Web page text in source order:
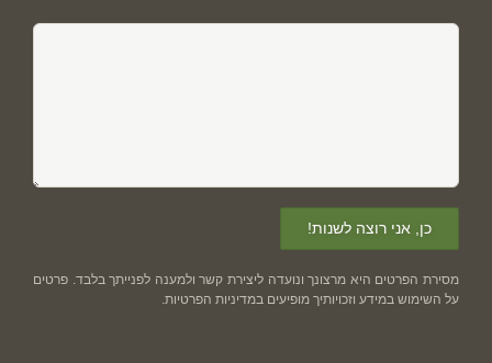
מסירת הפרטים היא מרצונך ונועדה ליצירת קשר ולמענה לפנייתך בלבד. פרטים
על השימוש במידע וזכויותיך מופיעים במדיניות הפרטיות